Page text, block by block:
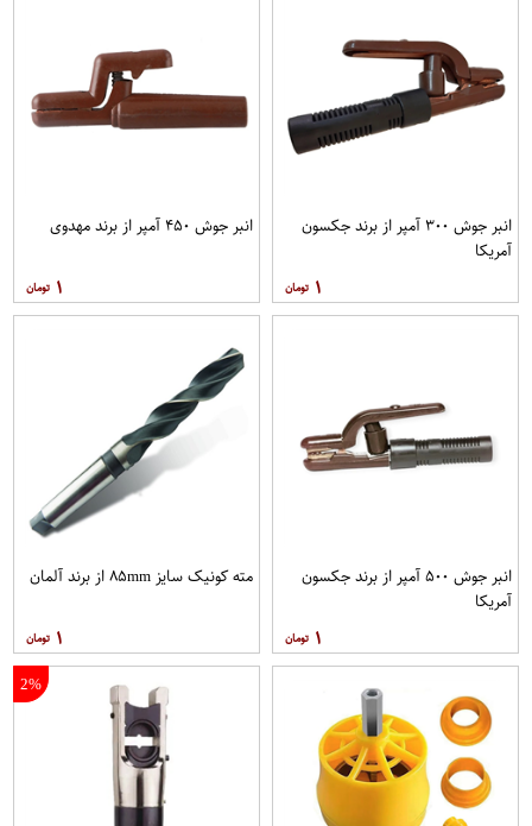
انبر جوش ۳۰۰ آمپر از برند جکسون
آمریکا
۱
انبر جوش ۴۵۰ آمپر از برند مهدوی
۱
انبر جوش ۵۰۰ آمپر از برند جکسون
آمریکا
۱
مته کونیک سایز ۸۵mm از برند آلمان
۱
2%